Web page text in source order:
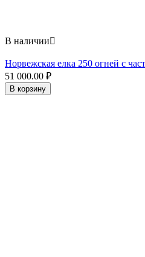
В наличии
Норвежская елка 250 огней с
51 000.00 ₽
В корзину